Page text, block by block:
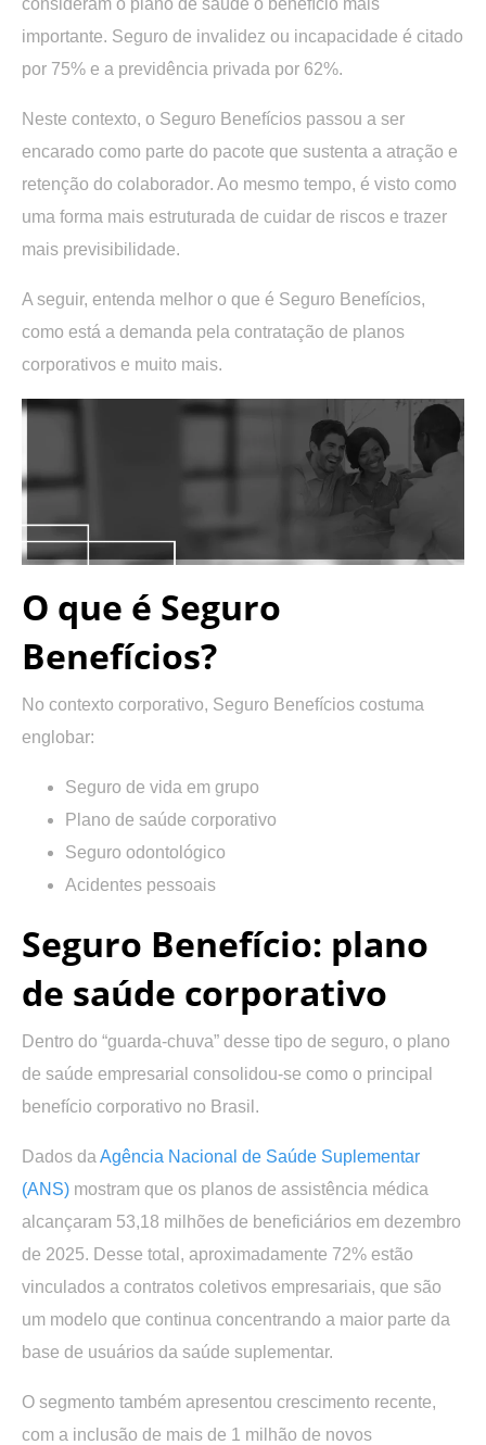
importante. Seguro de invalidez ou incapacidade é citado
por 75% e a previdência privada por 62%.
Neste contexto, o Seguro Benefícios passou a ser
encarado como parte do pacote que sustenta a atração e
retenção do colaborador. Ao mesmo tempo, é visto como
uma forma mais estruturada de cuidar de riscos e trazer
mais previsibilidade.
A seguir, entenda melhor o que é Seguro Benefícios,
como está a demanda pela contratação de planos
corporativos e muito mais.
O que é Seguro
Benefícios?
No contexto corporativo, Seguro Benefícios costuma
englobar:
Seguro de vida em grupo
Plano de saúde corporativo
Seguro odontológico
Acidentes pessoais
Seguro Benefício: plano
de saúde corporativo
Dentro do “guarda-chuva” desse tipo de seguro, o plano
de saúde empresarial consolidou-se como o principal
benefício corporativo no Brasil .
Dados da Agência Nacional de Saúde Suplementar
(ANS) mostram que os planos de assistência médica
alcançaram 53,18 milhões de beneficiários em dezembro
de 2025. Desse total, aproximadamente 72% estão
vinculados a contratos coletivos empresariais, que são
um modelo que continua concentrando a maior parte da
base de usuários da saúde suplementar.
O segmento também apresentou crescimento recente,
com a inclusão de mais de 1 milhão de novos